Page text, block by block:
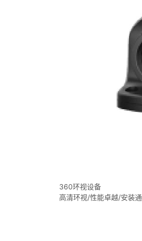
360环视设备
高清环视/性能卓越/安装